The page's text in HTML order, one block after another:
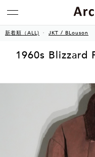
新着順（ALL) JKT / BLouson
1960s Blizzard